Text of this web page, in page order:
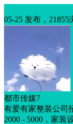
05-25 发布，21855
都市传媒7
有爱有家整装公司
2000 - 5000，家装